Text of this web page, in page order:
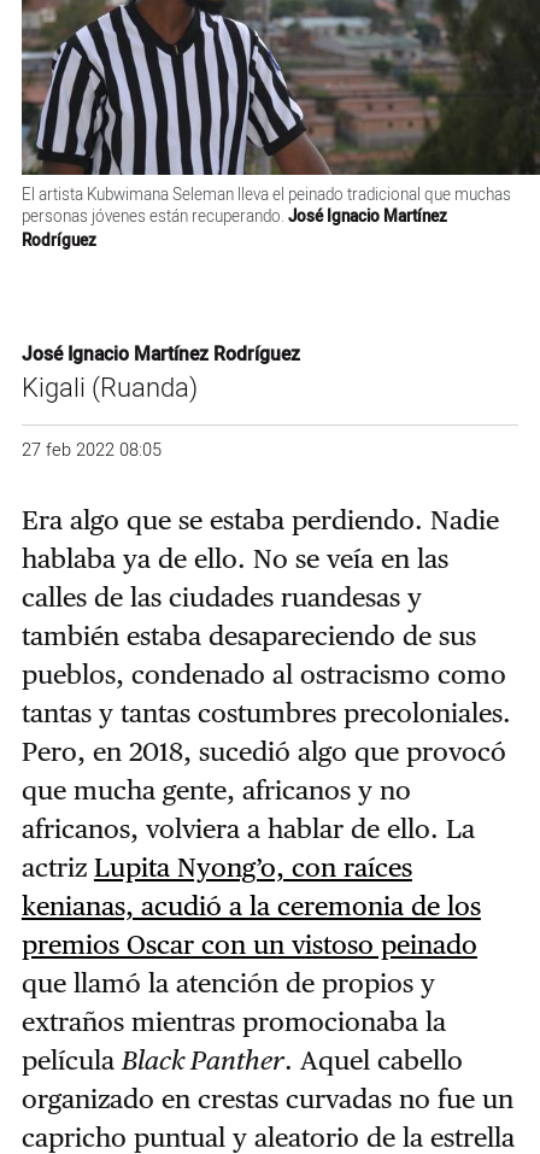
El artista Kubwimana Seleman lleva el peinado tradicional que muchas
personas jóvenes están recuperando. José Ignacio Martínez
Rodríguez
José Ignacio Martínez Rodríguez
Kigali (Ruanda)
27 feb 2022 08:05
Era algo que se estaba perdiendo. Nadie
hablaba ya de ello. No se veía en las
calles de las ciudades ruandesas y
también estaba desapareciendo de sus
pueblos, condenado al ostracismo como
tantas y tantas costumbres precoloniales.
Pero, en 2018, sucedió algo que provocó
que mucha gente, africanos y no
africanos, volviera a hablar de ello. La
actriz Lupita Nyong’o, con raíces
kenianas, acudió a la ceremonia de los
premios Oscar con un vistoso peinado
que llamó la atención de propios y
extraños mientras promocionaba la
película Black Panther. Aquel cabello
organizado en crestas curvadas no fue un
capricho puntual y aleatorio de la estrella